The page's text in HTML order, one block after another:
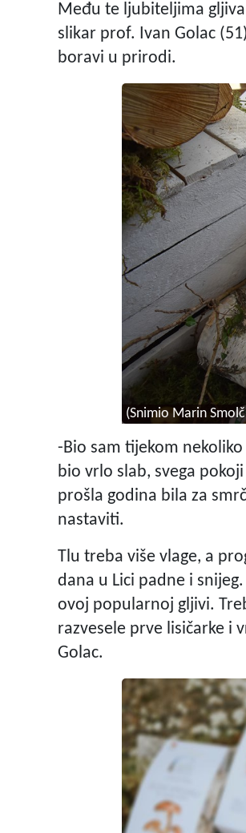
Među te ljubiteljima
slikar prof. Ivan Golac
boravi u prirodi.
(Snimio Marin
-Bio sam tijekom
bio vrlo slab, svega
prošla godina bila za
nastaviti.
Tlu treba više vlage, a
dana u Lici padne i
ovoj popularnoj gljivi.
razvesele prve lisičarke i
Golac.